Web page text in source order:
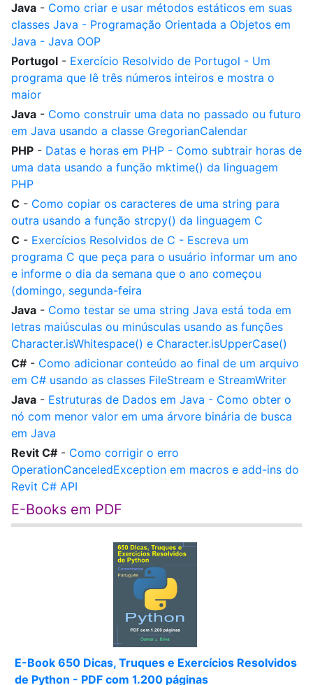
Java - Como criar e usar métodos estáticos em suas
classes Java - Programação Orientada a Objetos em
Java - Java OOP
Portugol - Exercício Resolvido de Portugol - Um
programa que lê três números inteiros e mostra o
maior
Java - Como construir uma data no passado ou futuro
em Java usando a classe GregorianCalendar
PHP - Datas e horas em PHP - Como subtrair horas de
uma data usando a função mktime() da linguagem
PHP
C - Como copiar os caracteres de uma string para
outra usando a função strcpy() da linguagem C
C - Exercícios Resolvidos de C - Escreva um
programa C que peça para o usuário informar um ano
e informe o dia da semana que o ano começou
(domingo, segunda-feira
Java - Como testar se uma string Java está toda em
letras maiúsculas ou minúsculas usando as funções
Character.isWhitespace() e Character.isUpperCase()
C# - Como adicionar conteúdo ao final de um arquivo
em C# usando as classes FileStream e StreamWriter
Java - Estruturas de Dados em Java - Como obter o
nó com menor valor em uma árvore binária de busca
em Java
Revit C# - Como corrigir o erro
OperationCanceledException em macros e add-ins do
Revit C# API
E-Books em PDF
E-Book 650 Dicas, Truques e Exercícios Resolvidos
de Python - PDF com 1.200 páginas